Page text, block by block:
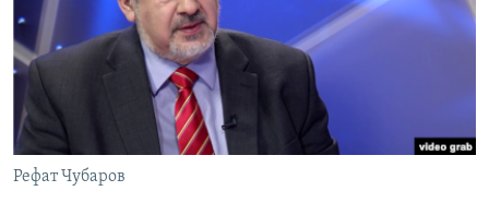
ДЕПОРТАЦІЯ
ВІДЕОУРОКИ «ELIFBE»
СВІДЧЕННЯ ОКУПАЦІЇ
УКРАЇНСЬКА ПРОБЛЕМА КРИМУ
ІНФОГРАФІКА
ЯК ОБІЙТИ БЛОКУВАННЯ
Русский
Qırımtatar
ДОЛУЧАЙСЯ!
Рефат Чубаров